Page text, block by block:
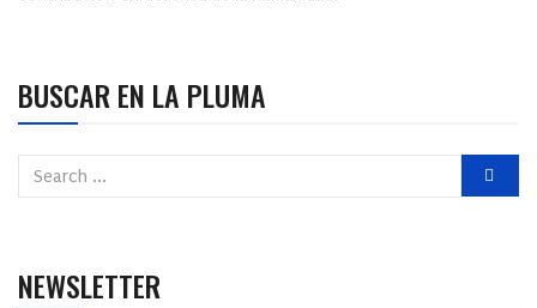
BUSCAR EN LA PLUMA
NEWSLETTER